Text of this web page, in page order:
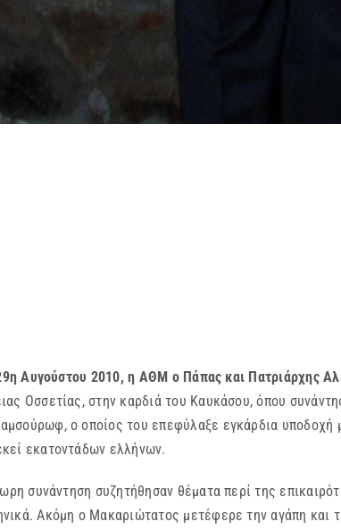
Αυγούστου 2010, η ΑΘΜ ο Πάπας και Πατριάρχης
Οσσετίας, στην καρδιά του Καυκάσου, όπου
ο οποίος του επεφύλαξε εγκάρδια
εκατοντάδων ελλήνων.
συνάντηση συζητήθησαν θέματα περί της
Ακόμη ο Μακαριώτατος μετέφερε την αγάπη